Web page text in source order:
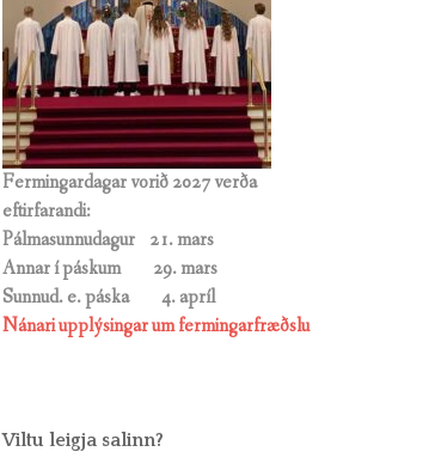
Fermingardagar vorið 2027 verða
eftirfarandi:
Pálmasunnudagur 21. mars
Annar í páskum 29. mars
Sunnud. e. páska 4. apríl
Nánari upplýsingar um fermingarfræðslu
Viltu leigja salinn?